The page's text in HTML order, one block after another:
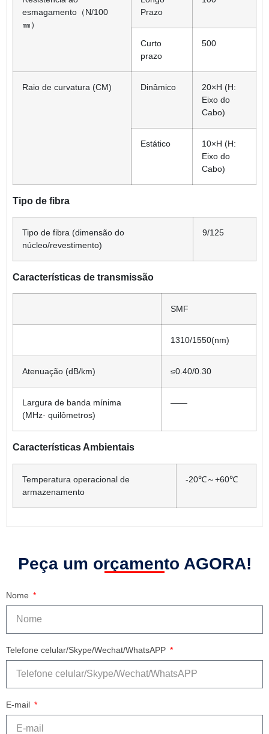
esmagamento（N/100
㎜）
Prazo
Curto
prazo
500
Raio de curvatura (CM) Dinâmico 20×H (H:
Eixo do
Cabo)
Estático 10×H (H:
Eixo do
Cabo)
Tipo de fibra
Tipo de fibra (dimensão do
núcleo/revestimento)
9/125
Características de transmissão
SMF
1310/1550(nm)
Atenuação (dB/km) ≤0.40/0.30
Largura de banda mínima
(MHz· quilômetros)
——
Características Ambientais
Temperatura operacional de
armazenamento
-20℃～+60℃
Peça um orçamento AGORA!
Nome
Telefone celular/Skype/Wechat/WhatsAPP
E-mail